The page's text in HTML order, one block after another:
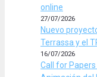
online
27/07/2026
Nuevo
Terrassa y el
16/07/2026
Call for